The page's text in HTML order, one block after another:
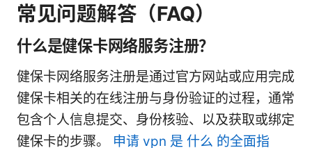
常见问题解答（FAQ）
什么是健保卡网络服务注册？
健保卡网络服务注册是通过官方网站或应用完成
健保卡相关的在线注册与身份验证的过程，通常
包含个人信息提交、身份核验、以及获取或绑定
健保卡的步骤。 申请 vpn 是 什么 的全面指